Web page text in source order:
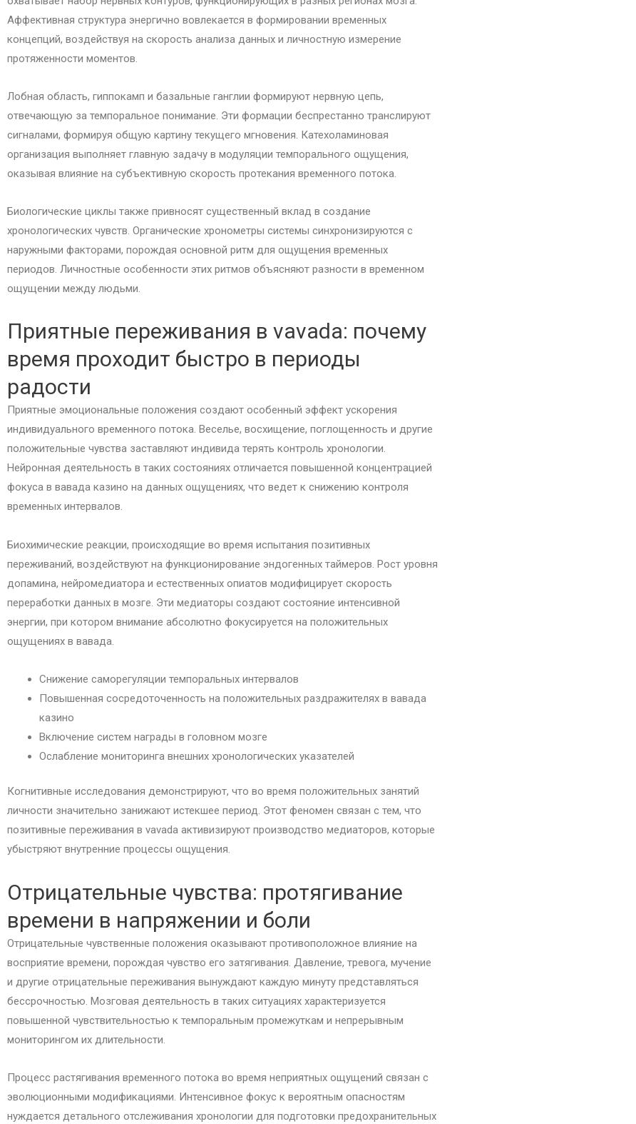
Аффективная структура энергично вовлекается в формировании временных
концепций, воздействуя на скорость анализа данных и личностную измерение
протяженности моментов.
Лобная область, гиппокамп и базальные ганглии формируют нервную цепь,
отвечающую за темпоральное понимание. Эти формации беспрестанно транслируют
сигналами, формируя общую картину текущего мгновения. Катехоламиновая
организация выполняет главную задачу в модуляции темпорального ощущения,
оказывая влияние на субъективную скорость протекания временного потока.
Биологические циклы также привносят существенный вклад в создание
хронологических чувств. Органические хронометры системы синхронизируются с
наружными факторами, порождая основной ритм для ощущения временных
периодов. Личностные особенности этих ритмов объясняют разности в временном
ощущении между людьми.
Приятные переживания в vavada: почему
время проходит быстро в периоды
радости
Приятные эмоциональные положения создают особенный эффект ускорения
индивидуального временного потока. Веселье, восхищение, поглощенность и другие
положительные чувства заставляют индивида терять контроль хронологии.
Нейронная деятельность в таких состояниях отличается повышенной концентрацией
фокуса в вавада казино на данных ощущениях, что ведет к снижению контроля
временных интервалов.
Биохимические реакции, происходящие во время испытания позитивных
переживаний, воздействуют на функционирование эндогенных таймеров. Рост уровня
допамина, нейромедиатора и естественных опиатов модифицирует скорость
переработки данных в мозге. Эти медиаторы создают состояние интенсивной
энергии, при котором внимание абсолютно фокусируется на положительных
ощущениях в вавада.
Снижение саморегуляции темпоральных интервалов
Повышенная сосредоточенность на положительных раздражителях в вавада
казино
Включение систем награды в головном мозге
Ослабление мониторинга внешних хронологических указателей
Когнитивные исследования демонстрируют, что во время положительных занятий
личности значительно занижают истекшее период. Этот феномен связан с тем, что
позитивные переживания в vavada активизируют производство медиаторов, которые
убыстряют внутренние процессы ощущения.
Отрицательные чувства: протягивание
времени в напряжении и боли
Отрицательные чувственные положения оказывают противоположное влияние на
восприятие времени, порождая чувство его затягивания. Давление, тревога, мучение
и другие отрицательные переживания вынуждают каждую минуту представляться
бессрочностью. Мозговая деятельность в таких ситуациях характеризуется
повышенной чувствительностью к темпоральным промежуткам и непрерывным
мониторингом их длительности.
Процесс растягивания временного потока во время неприятных ощущений связан с
эволюционными модификациями. Интенсивное фокус к вероятным опасностям
нуждается детального отслеживания хронологии для подготовки предохранительных